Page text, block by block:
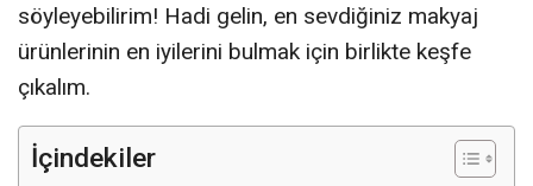
söyleyebilirim! Hadi gelin, en sevdiğiniz makyaj
ürünlerinin en iyilerini bulmak için birlikte keşfe
çıkalım.
İçindekiler